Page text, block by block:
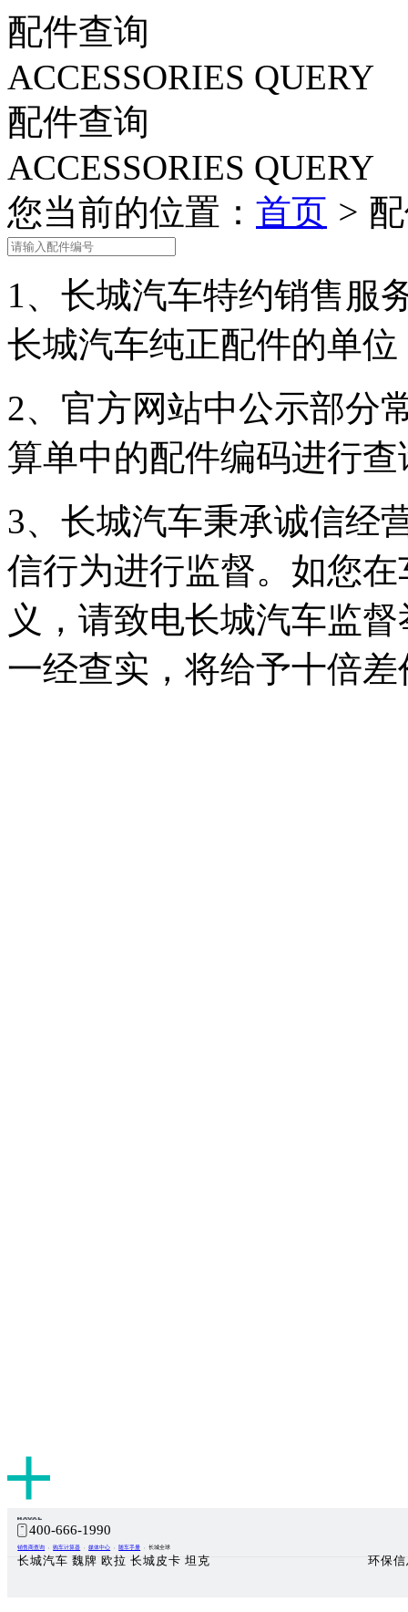
配件查询
ACCESSORIES QUERY
配件查询
ACCESSORIES QUERY
您当前的位置： 首页 >
1、 长城汽车特约销售服
长城汽车纯正配件的单位
2、 官方网站中公示部分常
算单中的配件编码进行查
3、 长城汽车秉承诚信经营
信行为进行监督。如您
义，请致电长城汽车监
一经查实，将给予十倍
400-666-1990
销售商查询 购车计算器 媒体中心 随车手册 长城全球
长城汽车 魏牌 欧拉 长城皮卡 坦克 环保